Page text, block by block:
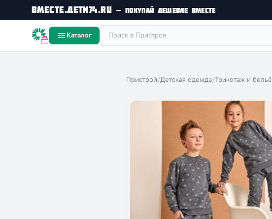
Вместе.Дети74.ru — покупай дешевле вместе
Вместе дешевле
Каталог
Пристрой/Детская одежда/Трикотаж и бельё